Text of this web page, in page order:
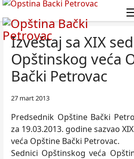
Izveštaj sa XIX
Opštinskog veća
Bački Petrovac
27 mart 2013
Predsednik Opštine Bački
za 19.03.2013. godine sazvao
veća Opštine Bački Petrovac.
Sednici Opštinskog veća